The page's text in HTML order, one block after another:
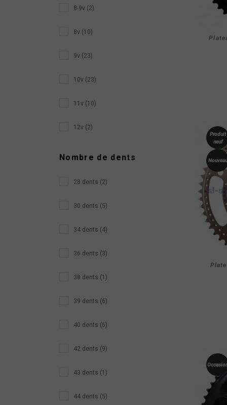
8-9v (2)
8v (10)
9v (23)
10v (23)
11v (10)
12v (2)
Nombre de dents
28 dents (2)
30 dents (5)
34 dents (4)
36 dents (3)
38 dents (1)
39 dents (6)
40 dents (6)
42 dents (9)
43 dents (1)
44 dents (5)
Produit
neuf
Nouveau